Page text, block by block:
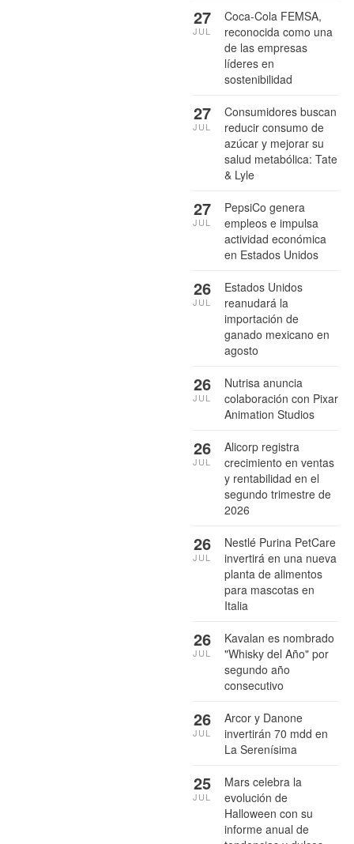
Coca-Cola FEMSA,
reconocida como una
de las empresas
líderes en
sostenibilidad
27
JUL
Consumidores buscan
reducir consumo de
azúcar y mejorar su
salud metabólica: Tate
& Lyle
27
JUL
PepsiCo genera
empleos e impulsa
actividad económica
en Estados Unidos
27
JUL
Estados Unidos
reanudará la
importación de
ganado mexicano en
agosto
26
JUL
Nutrisa anuncia
colaboración con Pixar
Animation Studios
26
JUL
Alicorp registra
crecimiento en ventas
y rentabilidad en el
segundo trimestre de
2026
26
JUL
Nestlé Purina PetCare
invertirá en una nueva
planta de alimentos
para mascotas en
Italia
26
JUL
Kavalan es nombrado
"Whisky del Año" por
segundo año
consecutivo
26
JUL
Arcor y Danone
invertirán 70 mdd en
La Serenísima
26
JUL
Mars celebra la
evolución de
Halloween con su
informe anual de
25
JUL